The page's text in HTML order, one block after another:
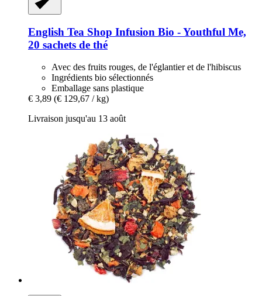
English Tea Shop Infusion Bio -​ Youthful Me,
20 sachets de thé
Avec des fruits rouges, de l'églantier et de l'hibiscus
Ingrédients bio sélectionnés
Emballage sans plastique
€ 3,89 (€ 129,67 / kg)
Livraison jusqu'au 13 août